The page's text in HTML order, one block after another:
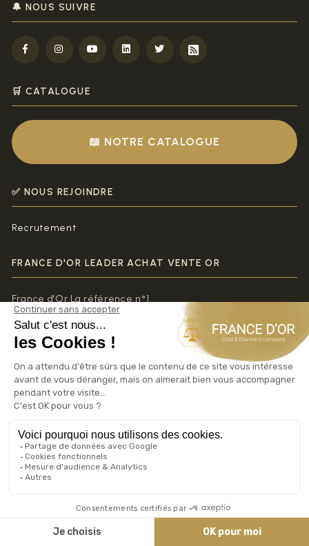
🏦 NOS AGENCES ACHAT VENTE OR ARGENT
Antibes
20 Boulevard Albert 1er
Achat Or Antibes
Cannes Carnot
Achat Or Cannes Carnot
🔔 NOUS SUIVRE
🛒 CATALOGUE
📖 NOTRE CATALOGUE
✅ NOUS REJOINDRE
Recrutement
FRANCE D'OR LEADER ACHAT VENTE OR
France d'Or La référence n°1